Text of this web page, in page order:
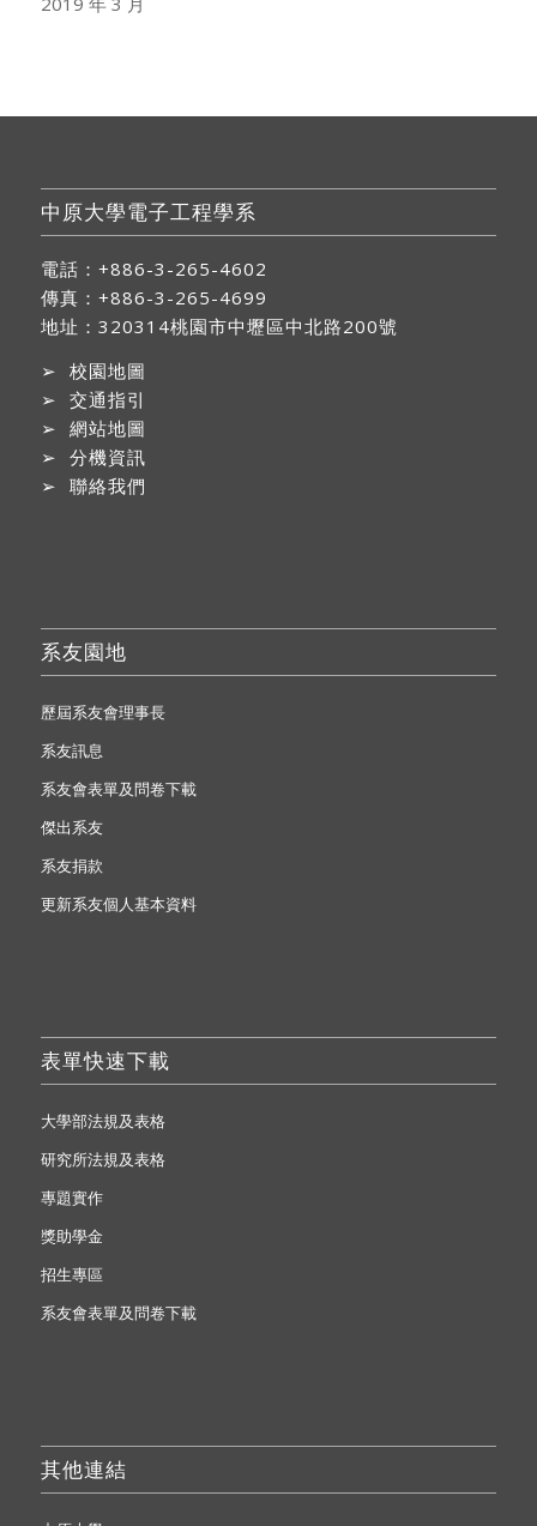
中原大學電子工程學系
電話：+886-3-265-4602
傳真：+886-3-265-4699
地址： 320314桃園市中壢區中北路200號
➢ 校園地圖
➢ 交通指引
➢ 網站地圖
➢ 分機資訊
➢ 聯絡我們
系友園地
歷屆系友會理事長
系友訊息
系友會表單及問卷下載
傑出系友
系友捐款
更新系友個人基本資料
表單快速下載
大學部法規及表格
研究所法規及表格
專題實作
獎助學金
招生專區
系友會表單及問卷下載
其他連結